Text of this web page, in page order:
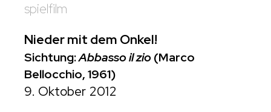
spielfilm
Nieder mit dem Onkel!
Sichtung:Abbasso il zio(Marco
Bellocchio, 1961)
9. Oktober 2012